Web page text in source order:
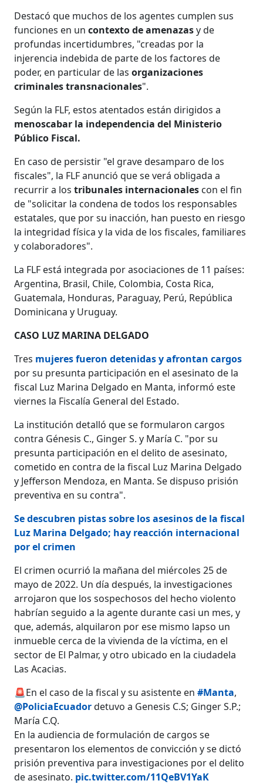
Destacó que muchos de los agentes cumplen sus
funciones en uncontexto de amenazasy de
profundas incertidumbres, "creadas por la
injerencia indebida de parte de los factores de
poder, en particular de lasorganizaciones
criminales transnacionales".
Según la FLF, estos atentados están dirigidos a
menoscabar la independencia del Ministerio
Público Fiscal.
En caso de persistir "el grave desamparo de los
fiscales", la FLF anunció que se verá obligada a
recurrir a lostribunales internacionales con el fin
de "solicitar la condena de todos los responsables
estatales, que por su inacción, han puesto en riesgo
la integridad física y la vida de los fiscales, familiares
y colaboradores".
La FLF está integrada por asociaciones de 11 países:
Argentina, Brasil, Chile, Colombia, Costa Rica,
Guatemala, Honduras, Paraguay, Perú, República
Dominicana y Uruguay.
CASO LUZ MARINA DELGADO
Tres mujeres fueron detenidas y afrontan cargos
por su presunta participación en el asesinato de la
fiscal Luz Marina Delgado en Manta, informó este
viernes la Fiscalía General del Estado.
La institución detalló que se formularon cargos
contra Génesis C., Ginger S. y María C. "por su
presunta participación en el delito de asesinato,
cometido en contra de la fiscal Luz Marina Delgado
y Jefferson Mendoza, en Manta. Se dispuso prisión
preventiva en su contra".
Se descubren pistas sobre los asesinos de la fiscal
Luz Marina Delgado; hay reacción internacional
por el crimen
El crimen ocurrió la mañana del miércoles 25 de
mayo de 2022. Un día después, la investigaciones
arrojaron que los sospechosos del hecho violento
habrían seguido a la agente durante casi un mes, y
que, además, alquilaron por ese mismo lapso un
inmueble cerca de la vivienda de la víctima, en el
sector de El Palmar, y otro ubicado en la ciudadela
Las Acacias.
🚨En el caso de la fiscal y su asistente en#Manta,
@PoliciaEcuadordetuvo a Genesis C.S; Ginger S.P.;
María C.Q.
En la audiencia de formulación de cargos se
presentaron los elementos de convicción y se dictó
prisión preventiva para investigaciones por el delito
de asesinato. pic.twitter.com/11QeBV1YaK